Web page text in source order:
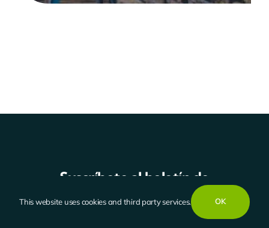
Suscríbete al boletín de
P3C
This website uses cookies and third party services. OK